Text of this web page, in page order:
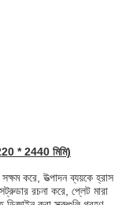
* 2440 মিমি)
করে, উত্পাদন ব্যয়কে হ্রাস
রচনা করে, প্লেট মারা